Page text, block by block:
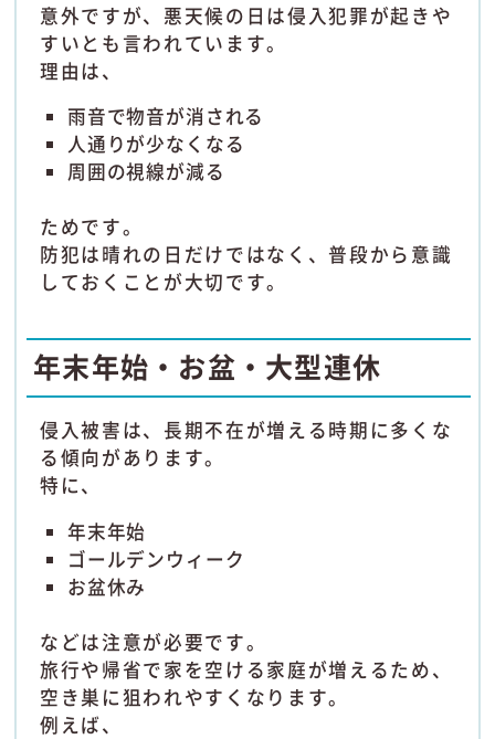
意外ですが、悪天候の日は侵入犯罪が起きや
すいとも言われています。
理由は、
雨音で物音が消される
人通りが少なくなる
周囲の視線が減る
ためです。
防犯は晴れの日だけではなく、普段から意識
しておくことが大切です。
年末年始・お盆・大型連休
侵入被害は、長期不在が増える時期に多くな
る傾向があります。
特に、
年末年始
ゴールデンウィーク
お盆休み
などは注意が必要です。
旅行や帰省で家を空ける家庭が増えるため、
空き巣に狙われやすくなります。
例えば、